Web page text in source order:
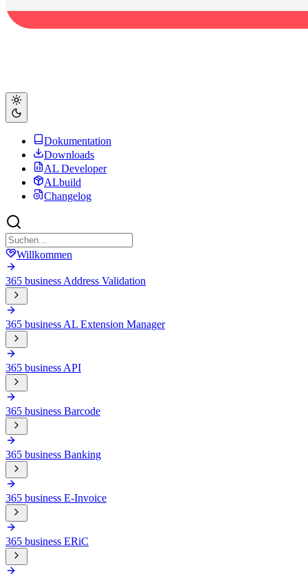
Dokumentation
Downloads
AL Developer
ALbuild
Changelog
Willkommen
365 business Address Validation
365 business AL Extension Manager
365 business API
365 business Barcode
365 business Banking
365 business E-Invoice
365 business ERiC